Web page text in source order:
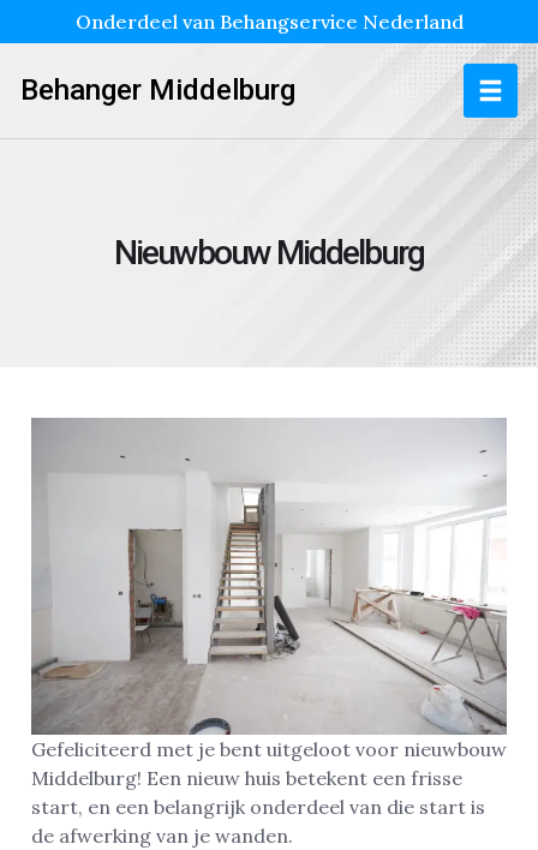
Onderdeel van Behangservice Nederland
Behanger Middelburg
Nieuwbouw Middelburg
Gefeliciteerd met je bent uitgeloot voor nieuwbouw
Middelburg! Een nieuw huis betekent een frisse
start, en een belangrijk onderdeel van die start is
de afwerking van je wanden.